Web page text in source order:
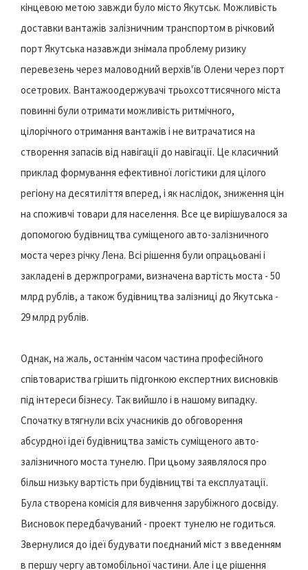
кінцевою метою завжди було місто Якутськ. Можливість
доставки вантажів залізничним транспортом в річковий
порт Якутська назавжди знімала проблему ризику
перевезень через маловодний верхів'їв Олени через порт
осетрових. Вантажоодержувачі трьохсоттисячного міста
повинні були отримати можливість ритмічного,
цілорічного отримання вантажів і не витрачатися на
створення запасів від навігації до навігації. Це класичний
приклад формування ефективної логістики для цілого
регіону на десятиліття вперед, і як наслідок, зниження цін
на споживчі товари для населення. Все це вирішувалося за
допомогою будівництва суміщеного авто-залізничного
моста через річку Лена. Всі рішення були опрацьовані і
закладені в держпрограми, визначена вартість моста - 50
млрд рублів, а також будівництва залізниці до Якутська -
29 млрд рублів.
Однак, на жаль, останнім часом частина професійного
співтовариства грішить підгонкою експертних висновків
під інтереси бізнесу. Так вийшло і в нашому випадку.
Спочатку втягнули всіх учасників до обговорення
абсурдної ідеї будівництва замість суміщеного авто-
залізничного моста тунелю. При цьому заявлялося про
більш низьку вартість при будівництві та експлуатації.
Була створена комісія для вивчення зарубіжного досвіду.
Висновок передбачуваний - проект тунелю не годиться.
Звернулися до ідеї будувати поєднаний міст з введенням
в першу чергу автомобільної частини. Але і це рішення